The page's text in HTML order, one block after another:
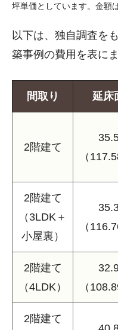
坪単価としています。金額
以下は、独自調査を
築事例の費用を表に
間取り 延床
2階建て
（
2階建て
（3LDK＋
小屋裏）
（
2階建て
（4LDK）
（
2階建て